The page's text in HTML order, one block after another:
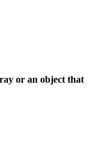
or an object that